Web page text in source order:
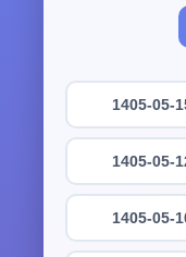
1405-05-
1405-05-
1405-05-